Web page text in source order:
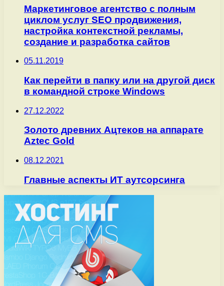
Маркетинговое агентство с полным
циклом услуг SEO продвижения,
настройка контекстной рекламы,
создание и разработка сайтов
05.11.2019
Как перейти в папку или на другой диск
в командной строке Windows
27.12.2022
Золото древних Ацтеков на аппарате
Aztec Gold
08.12.2021
Главные аспекты ИТ аутсорсинга